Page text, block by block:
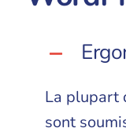
La plupart
sont